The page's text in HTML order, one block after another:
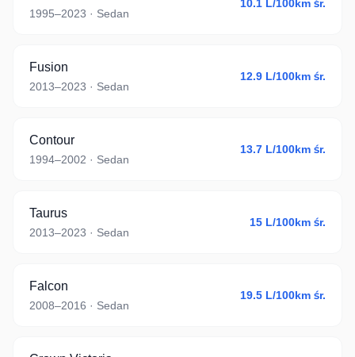
1995–2023 · Sedan
10.1 L/100km śr.
Fusion
2013–2023 · Sedan
12.9 L/100km śr.
Contour
1994–2002 · Sedan
13.7 L/100km śr.
Taurus
2013–2023 · Sedan
15 L/100km śr.
Falcon
2008–2016 · Sedan
19.5 L/100km śr.